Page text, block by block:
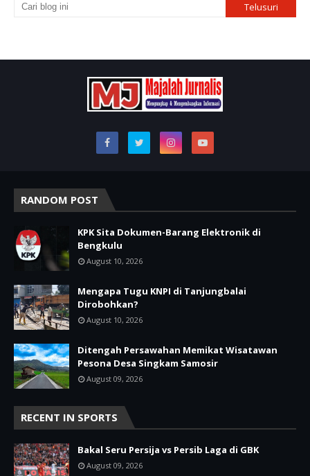
RANDOM POST
KPK Sita Dokumen-Barang Elektronik di
Bengkulu
August 10, 2026
Mengapa Tugu KNPI di Tanjungbalai
Dirobohkan?
August 10, 2026
Ditengah Persawahan Memikat Wisatawan
Pesona Desa Singkam Samosir
August 09, 2026
RECENT IN SPORTS
Bakal Seru Persija vs Persib Laga di GBK
August 09, 2026